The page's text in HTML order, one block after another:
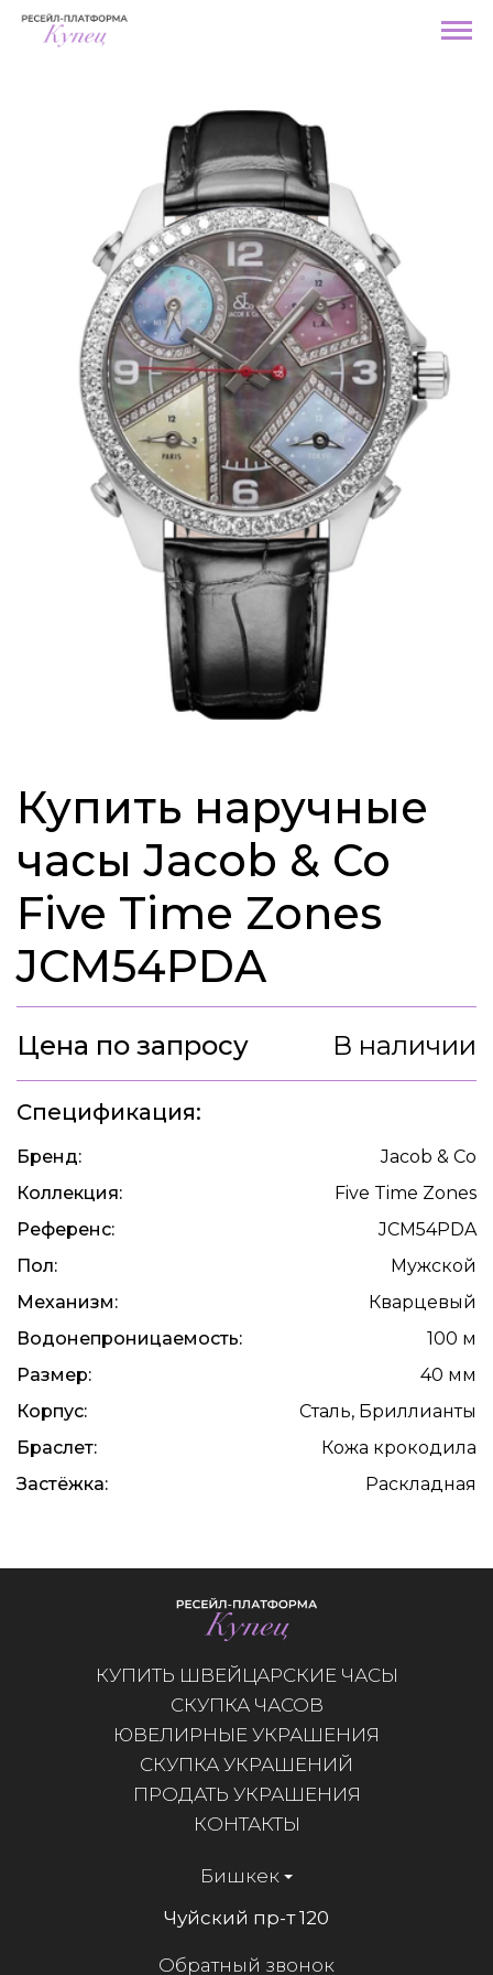
Купить наручные
часы Jacob & Co
Five Time Zones
JCM54PDA
Цена по запросу В наличии
Спецификация:
Бренд:
Jacob & Co
Коллекция:
Five Time Zones
Референс:
JCM54PDA
Пол:
Мужской
Механизм:
Кварцевый
Водонепроницаемость:
100 м
Размер:
40 мм
Корпус:
Сталь, Бриллианты
Браслет:
Кожа крокодила
Застёжка:
Раскладная
КУПИТЬ ШВЕЙЦАРСКИЕ ЧАСЫ
СКУПКА ЧАСОВ
ЮВЕЛИРНЫЕ УКРАШЕНИЯ
СКУПКА УКРАШЕНИЙ
ПРОДАТЬ УКРАШЕНИЯ
КОНТАКТЫ
Бишкек
Чуйский пр-т 120
Обратный звонок